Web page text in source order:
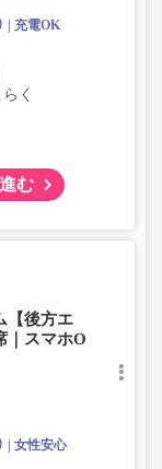
充電OK
く
む
【後方エ
｜スマホO
女性安心